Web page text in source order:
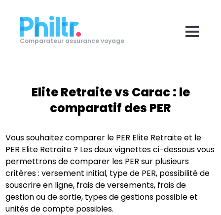
Comparateur assurance voyage
Elite Retraitevs Carac: le
comparatif des PER
Vous souhaitez comparer le PER Elite Retraiteet le
PER Elite Retraite? Les deux vignettes ci-dessous vous
permettrons de comparer les PER sur plusieurs
critères : versement initial, type de PER, possibilité de
souscrire en ligne, frais de versements, frais de
gestion ou de sortie, types de gestions possible et
unités de compte possibles.